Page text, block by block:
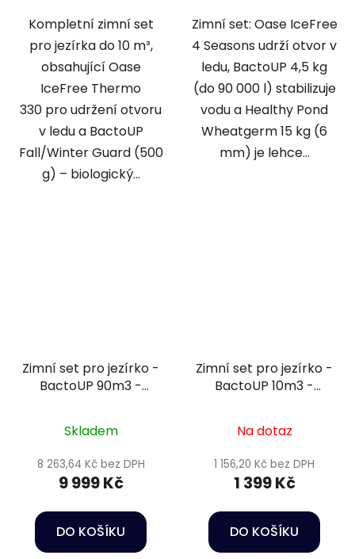
Kompletní zimní set
pro jezírka do 10 m³,
obsahující Oase
IceFree Thermo
330 pro udržení otvoru
v ledu a BactoUP
Fall/Winter Guard (500
g) – biologický...
Zimní set: Oase IceFree
4 Seasons udrží otvor v
ledu, BactoUP 4,5 kg
(do 90 000 l) stabilizuje
vodu a Healthy Pond
Wheatgerm 15 kg (6
mm) je lehce...
Zimní set pro jezírko -
BactoUP 90m3 -
15kg
Skladem
8 263,64 Kč bez DPH
9 999 Kč
DO KOŠÍKU
Zimní set pro jezírko -
BactoUP 10m3 -
Na dotaz
1 156,20 Kč bez DPH
1 399 Kč
DO KOŠÍKU